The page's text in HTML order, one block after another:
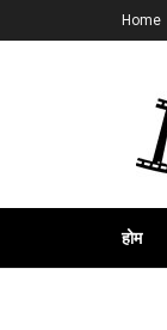
Home
होम